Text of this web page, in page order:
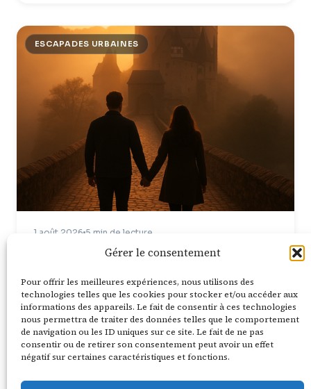
Gérer le consentement
Pour offrir les meilleures expériences, nous utilisons des
technologies telles que les cookies pour stocker et/ou accéder aux
informations des appareils. Le fait de consentir à ces technologies
nous permettra de traiter des données telles que le comportement
de navigation ou les ID uniques sur ce site. Le fait de ne pas
consentir ou de retirer son consentement peut avoir un effet
négatif sur certaines caractéristiques et fonctions.
ESCAPADES URBAINES
1 août 2026 5 min de lecture
City breaks romantiques pas chers : 6
Temps de lecture estimé : 8 minutes Points clés à
retenir Sommaire Comment dénicher un city
break romantique vraiment pas…
Lire la suite